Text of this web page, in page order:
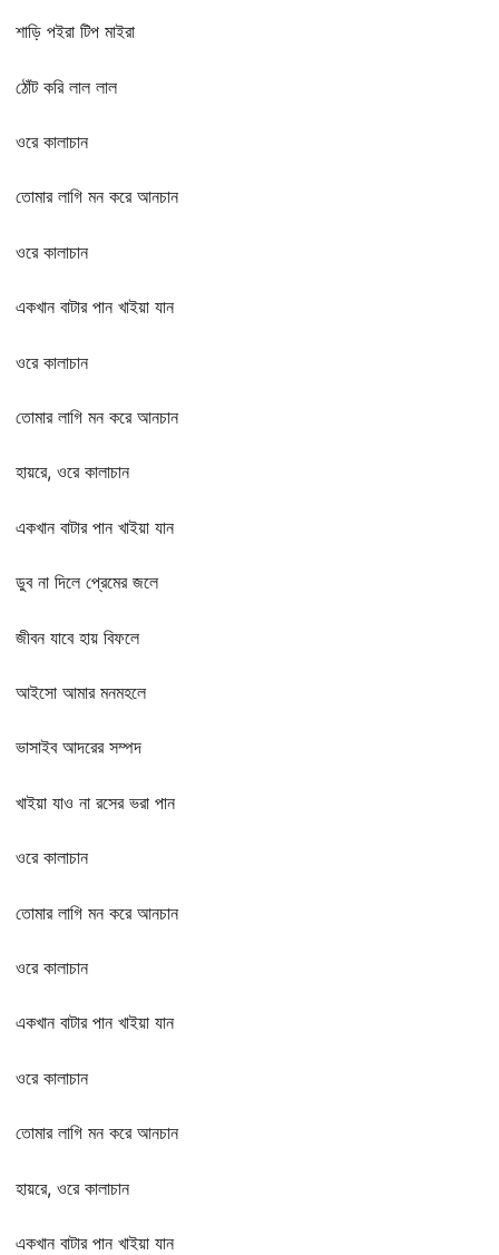
শাড়ি পইরা টিপ মাইরা
ঠোঁট করি লাল লাল
ওরে কালাচান
তোমার লাগি মন করে আনচান
ওরে কালাচান
একখান বাটার পান খাইয়া যান
ওরে কালাচান
তোমার লাগি মন করে আনচান
হায়রে, ওরে কালাচান
একখান বাটার পান খাইয়া যান
ডুব না দিলে প্রেমের জলে
জীবন যাবে হায় বিফলে
আইসো আমার মনমহলে
ভাসাইব আদরের সম্পদ
খাইয়া যাও না রসের ভরা পান
ওরে কালাচান
তোমার লাগি মন করে আনচান
ওরে কালাচান
একখান বাটার পান খাইয়া যান
ওরে কালাচান
তোমার লাগি মন করে আনচান
হায়রে, ওরে কালাচান
একখান বাটার পান খাইয়া যান